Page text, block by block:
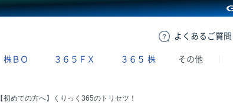
よくある ご質問
株ＢＯ ３６５ＦＸ ３６５ 株 その他
【初めての方へ】くりっく365のトリセツ！